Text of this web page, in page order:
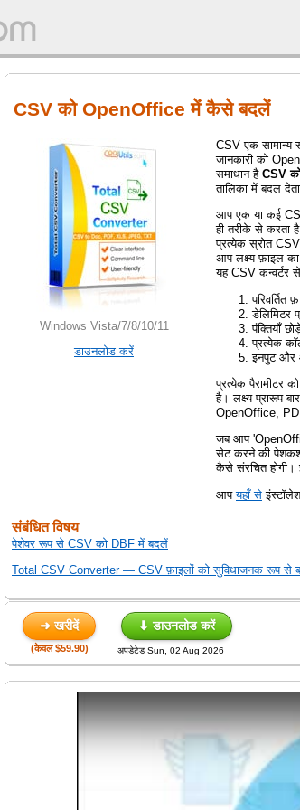
CSV को OpenOffice में कैसे बदलें
Windows Vista/7/8/10/11
डाउनलोड करें
CSV एक सामान्य
जानकारी को
समाधान है CSV
तालिका में बदल
आप एक या कई
ही तरीके से करता
प्रत्येक स्रोत
आप लक्ष्य फ़ाइल
यह CSV कन्वर्टर
परिवर्तित
डेलिमिटर
पंक्तियाँ
प्रत्येक
इनपुट और
प्रत्येक पैरामीटर
है। लक्ष्य प्रारूप
OpenOffice,
जब आप
सेट करने की पेशकश
कैसे संरचित
आपयहाँ से
संबंधित विषय
पेशेवर रूप से CSV को DBF में बदलें
Total CSV Converter — CSV फ़ाइलों को सुविधाजनक रूप से
➜ खरीदें ⬇ डाउनलोड करें
(केवल $59.90) अपडेटेड Sun, 02 Aug 2026